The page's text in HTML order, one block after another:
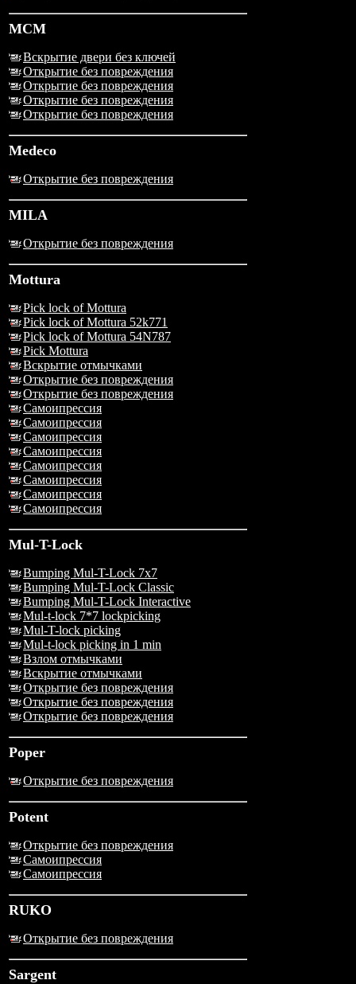
MCM
Вскрытие двери без ключей
Открытие без повреждения
Открытие без повреждения
Открытие без повреждения
Открытие без повреждения
Medeco
Открытие без повреждения
MILA
Открытие без повреждения
Mottura
Pick lock of Mottura
Pick lock of Mottura 52k771
Pick lock of Mottura 54N787
Pick Mottura
Вскрытие отмычками
Открытие без повреждения
Открытие без повреждения
Самоипрессия
Самоипрессия
Самоипрессия
Самоипрессия
Самоипрессия
Самоипрессия
Самоипрессия
Самоипрессия
Mul-T-Lock
Bumping Mul-T-Lock 7x7
Bumping Mul-T-Lock Classic
Bumping Mul-T-Lock Interactive
Mul-t-lock 7*7 lockpicking
Mul-T-lock picking
Mul-t-lock picking in 1 min
Взлом отмычками
Вскрытие отмычками
Открытие без повреждения
Открытие без повреждения
Открытие без повреждения
Poper
Открытие без повреждения
Potent
Открытие без повреждения
Самоипрессия
Самоипрессия
RUKO
Открытие без повреждения
Sargent